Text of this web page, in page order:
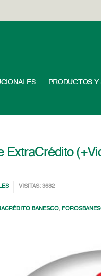
PRODUCTOS Y
ExtraCrédito
VISITAS: 3682
BANESCO,